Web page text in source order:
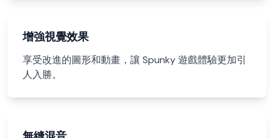
增強視覺效果
享受改進的圖形和動畫，讓 Spunky 遊戲體驗更加引
人入勝。